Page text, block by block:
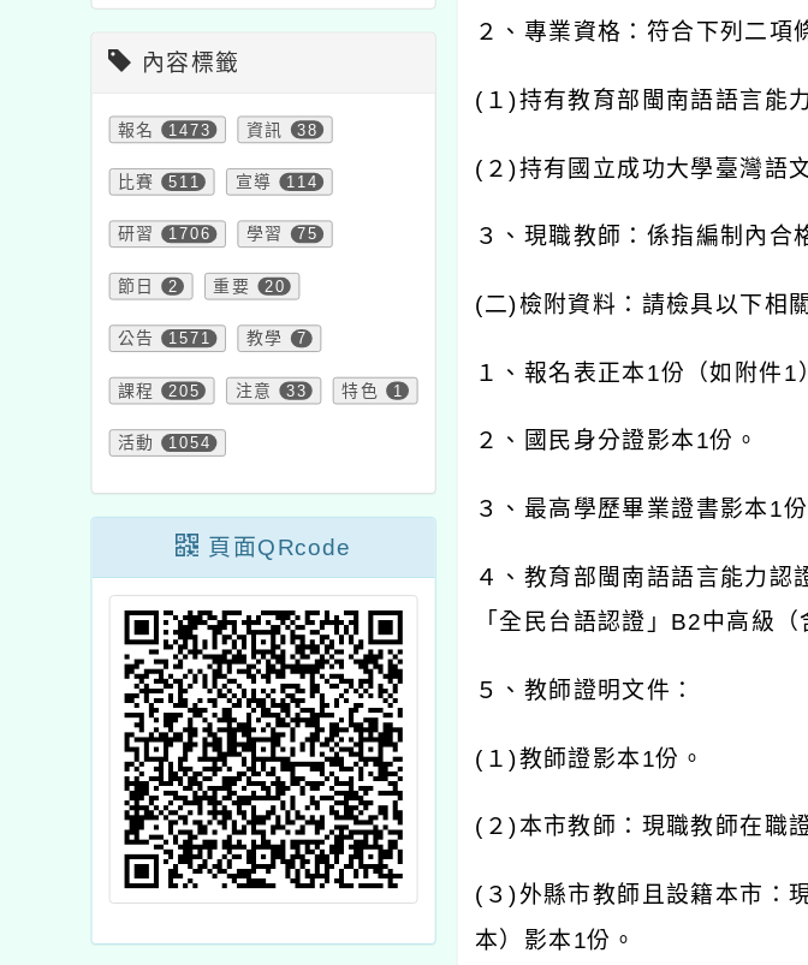
內容標籤
報名 1473 資訊 38
比賽 511 宣導 114
研習 1706 學習 75
節日 2 重要 20
公告 1571 教學 7
課程 205 注意 33 特色 1
活動 1054
頁面QRcode
２、專業資格：符合下列二項
( １)持有教育部閩南語語言能
( ２)持有國立成功大學臺灣語
３、現職教師：係指編制內合
(二)檢附資料：請檢具以下相
１、報名表正本1份（如附件1
２、國民身分證影本1份。
３、最高學歷畢業證書影本1
４、教育部閩南語語言能力認
「全民台語認證」 B2中高級（
５、教師證明文件：
( １)教師證影本1份。
( ２)本市教師：現職教師在職
( ３)外縣市教師且設籍本市：
本）影本1份。